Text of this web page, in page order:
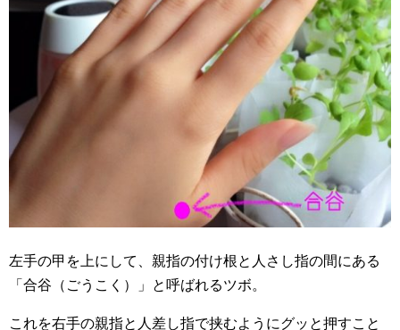
左手の甲を上にして、親指の付け根と人さし指の間にある
「合谷（ごうこく）」と呼ばれるツボ。
これを右手の親指と人差し指で挟むようにグッと押すこと